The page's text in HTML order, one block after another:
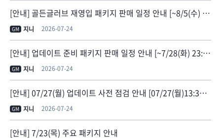
[안내] 골든글러브 재영입 패키지 판매 일정 안내 [~8/5(수) 23:59]
GM 지니 2026-07-24
[안내] 업데이트 준비 패키지 판매 일정 안내 [~7/28(화) 23:59]
GM 지니 2026-07-24
[안내] 07/27(월) 업데이트 사전 점검 안내 [07/27(월)13:30 점검 종료]
GM 지니 2026-07-24
[안내] 7/23(목) 주요 패키지 안내